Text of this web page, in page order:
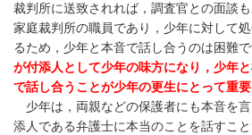
裁判所に送致されれば，調査官との面談
家庭裁判所の職員であり，少年に対して
るため，少年と本音で話し合うのは困難で
が付添人として少年の味方になり，少年
で話し合うことが少年の更生にとって重要
少年は，両親などの保護者にも本音を
添人である弁護士に本当のことを話すこ